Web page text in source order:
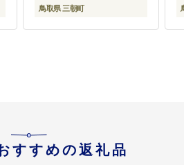
鳥取県 三朝町
すすめの返礼品